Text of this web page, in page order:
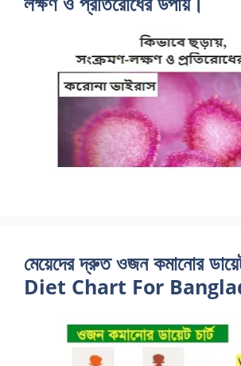
মেয়েদের দ্রুত ওজন কমানোর
Diet Chart For